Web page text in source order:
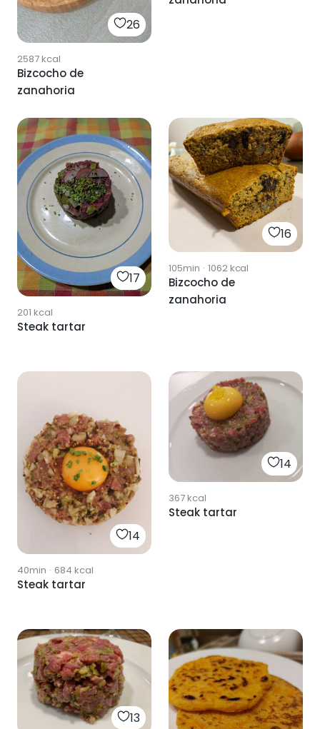
26
2587kcal
Bizcocho de
zanahoria
17
201 kcal
Steak tartar
16
105min · 1062kcal
Bizcocho de
zanahoria
14
40min · 684 kcal
Steak tartar
14
367kcal
Steak tartar
13